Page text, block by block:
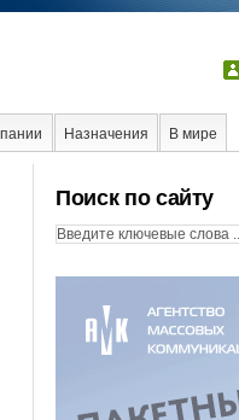
Назначения
В мире
Поиск по сайту